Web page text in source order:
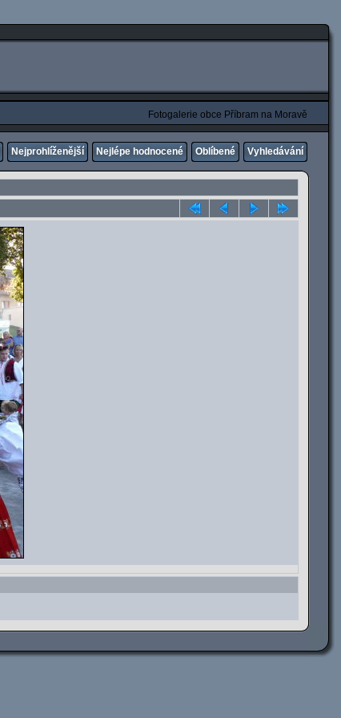
Fotogalerie obce Příbram na Moravě
Nejprohlíženější Nejlépe hodnocené Oblíbené Vyhledávání